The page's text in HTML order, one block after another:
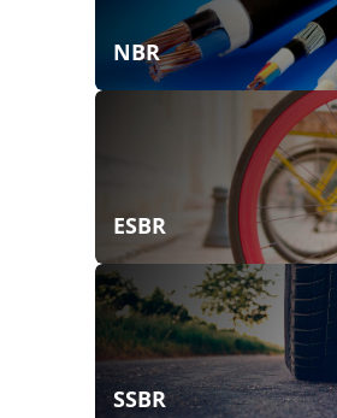
NBR
ESBR
SSBR